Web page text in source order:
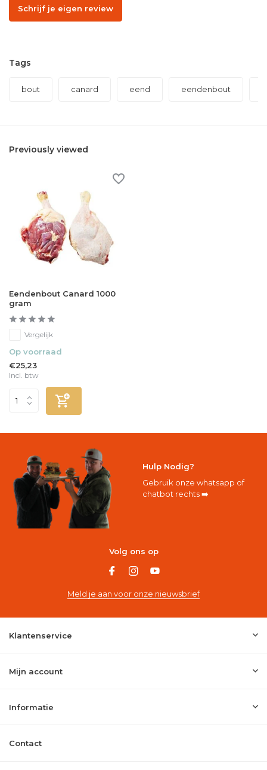
Schrijf je eigen review
Tags
bout canard eend eendenbout
Previously viewed
Eendenbout Canard 1000
gram
Vergelijk
Op voorraad
€25,23
Incl. btw
Hulp Nodig?
Gebruik onze whatsapp of
chatbot rechts ➡️
Volg ons op
Meld je aan voor onze nieuwsbrief
Klantenservice
Mijn account
Informatie
Contact